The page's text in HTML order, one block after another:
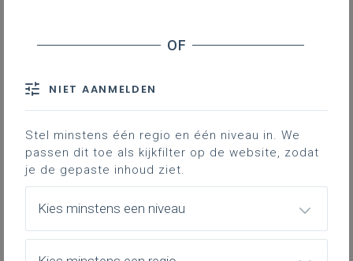
NIET AANMELDEN
Stel minstens één regio en één niveau in. We
passen dit toe als kijkfilter op de website, zodat
je de gepaste inhoud ziet.
Kies minstens een niveau